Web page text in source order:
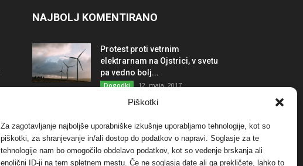
Piškotki
Za zagotavljanje najboljše uporabniške izkušnje uporabljamo tehnologije, kot so
piškotki, za shranjevanje in/ali dostop do podatkov o napravi. Soglasje za te
tehnologije nam bo omogočilo obdelavo podatkov, kot so vedenje brskanja ali
enolični ID-ji na tem spletnem mestu. Če ne soglasja date ali ga prekličete, lahko to
NAJBOLJ KOMENTIRANO
Protest proti vetrnim
elektrarnam na Ojstrici, v svetu
pa vedno bolj...
Dogodki 12. maja, 2017
elektrarnam Verbund
Dogodki 29. januarja, 2018